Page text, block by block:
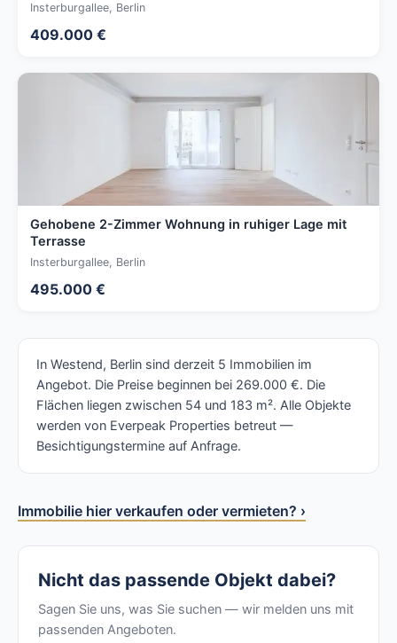
Insterburgallee, Berlin
409.000 €
Gehobene 2-Zimmer Wohnung in ruhiger Lage mit
Terrasse
Insterburgallee, Berlin
495.000 €
In Westend, Berlin sind derzeit 5 Immobilien im
Angebot. Die Preise beginnen bei 269.000 €. Die
Flächen liegen zwischen 54 und 183 m². Alle Objekte
werden von Everpeak Properties betreut —
Besichtigungstermine auf Anfrage.
Immobilie hier verkaufen oder vermieten? ›
Nicht das passende Objekt dabei?
Sagen Sie uns, was Sie suchen — wir melden uns mit
passenden Angeboten.